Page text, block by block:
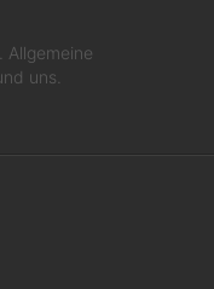
Allgemeine
uns.